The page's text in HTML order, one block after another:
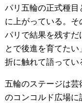
パリ五輪の正式種
に上がっている。そ
パリで結果を残すだ
とで後進を育てた
折に触れて語ってい
五輪のステージは
のコンコルド広場に